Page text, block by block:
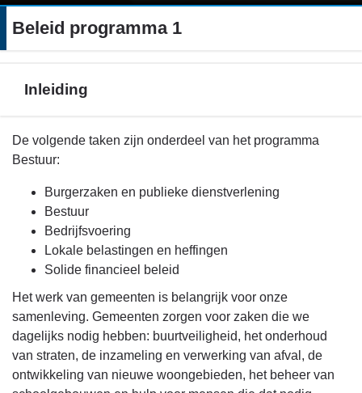
Beleid programma 1
Inleiding
Terug
naar
Beleid
programma
Inleiding
De volgende taken zijn onderdeel van het programma
Bestuur:
Burgerzaken en publieke dienstverlening
Bestuur
Bedrijfsvoering
Lokale belastingen en heffingen
Solide financieel beleid
Het werk van gemeenten is belangrijk voor onze
samenleving. Gemeenten zorgen voor zaken die we
dagelijks nodig hebben: buurtveiligheid, het onderhoud
van straten, de inzameling en verwerking van afval, de
ontwikkeling van nieuwe woongebieden, het beheer van